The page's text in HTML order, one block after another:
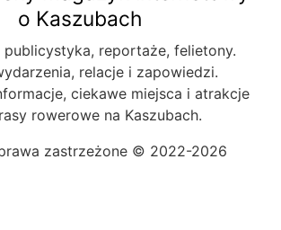
o Kaszubach
publicystyka, reportaże, felietony.
relacje i zapowiedzi.
ciekawe miejsca i atrakcje
rowerowe na Kaszubach.
zastrzeżone © 2022-2026